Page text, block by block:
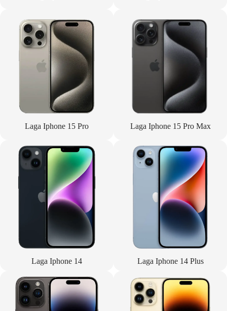
Laga Iphone 15 Pro Laga Iphone 15 Pro Max
Laga Iphone 14 Laga Iphone 14 Plus